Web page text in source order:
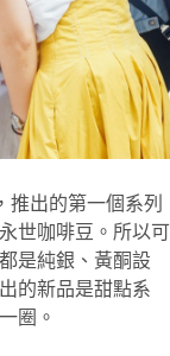
推出的第一個系列
世咖啡豆。所以可
是純銀、黃酮設
的新品是甜點系
圈。